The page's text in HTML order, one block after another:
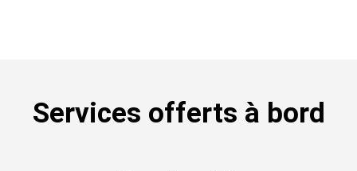
Services offerts à bord